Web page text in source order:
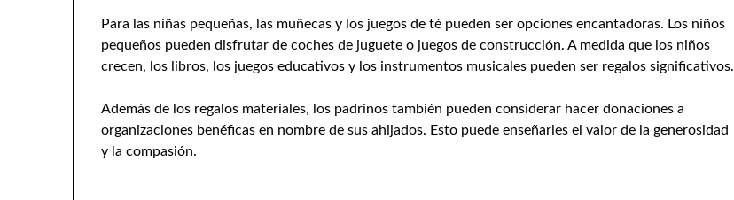
Para las niñas pequeñas, las muñecas y los juegos de té pueden ser opciones encantadoras. Los niños
pequeños pueden disfrutar de coches de juguete o juegos de construcción. A medida que los niños
crecen, los libros, los juegos educativos y los instrumentos musicales pueden ser regalos significativos.
Además de los regalos materiales, los padrinos también pueden considerar hacer donaciones a
organizaciones benéficas en nombre de sus ahijados. Esto puede enseñarles el valor de la generosidad
y la compasión.